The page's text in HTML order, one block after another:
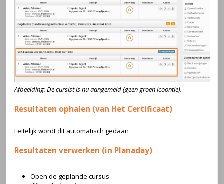
Afbeelding: De cursist is nu aangemeld (geen groen icoontje).
Resultaten ophalen (van Het Certificaat)
Feitelijk wordt dit automatisch gedaan
Resultaten verwerken (in Planaday)
Open de geplande cursus